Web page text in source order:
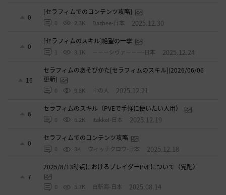
0
[セラフィムでのコンテンツ攻略]
0 2.3K Dazbee-日本 2025.12.30
0
[セラフィムのスキル]絶望の一撃
1 3.1K ーーーシヴァーーー-日本 2025.12.24
16
セラフィムのあそびかた[セラフィムのスキル](2026/06/06
更新)
0 9.8K 中の人 2025.12.21
6
セラフィムのスキル（PVEで手軽に使いたい人用）
0 6.2K ItakkeI-日本 2025.12.19
0
セラフィムでのコンテンツ攻略
0 3K ウィッチクロウ-日本 2025.12.18
7
2025/8/13時点におけるブレイダーPvEについて（覚醒）
0 5.7K 白斬海-日本 2025.08.14